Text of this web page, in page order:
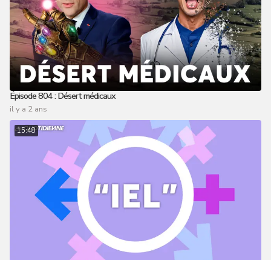
Épisode 804 : Désert médicaux
il y a 2 ans
15:48